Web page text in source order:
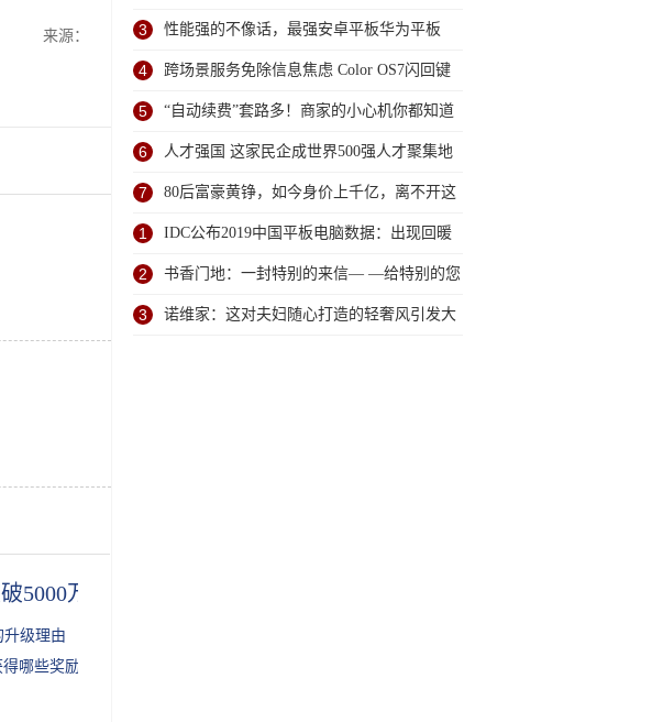
来源：
5000万元
升级理由
哪些奖励？
表现，展现机皇本色
3 性能强的不像话，最强安卓平板华为平板
M6上手
4 跨场景服务免除信息焦虑 Color OS7闪回键
让你尽在掌握
5 “自动续费”套路多！商家的小心机你都知道
吗？教你实用4招轻松避免
6 人才强国 这家民企成世界500强人才聚集地
7 80后富豪黄铮，如今身价上千亿，离不开这
三位商业大佬的帮助
1 IDC公布2019中国平板电脑数据：出现回暖
趋势
2 书香门地：一封特别的来信— —给特别的您
3 诺维家：这对夫妇随心打造的轻奢风引发大